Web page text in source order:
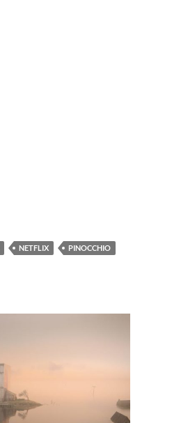
NETFLIX
PINOCCHIO